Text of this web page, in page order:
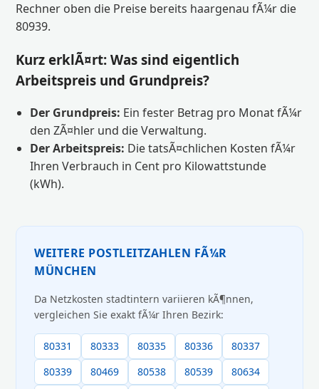
Rechner oben die Preise bereits haargenau fÃ¼r die
80939.
Kurz erklÃ¤rt: Was sind eigentlich
Arbeitspreis und Grundpreis?
Der Grundpreis: Ein fester Betrag pro Monat fÃ¼r
den ZÃ¤hler und die Verwaltung.
Der Arbeitspreis: Die tatsÃ¤chlichen Kosten fÃ¼r
Ihren Verbrauch in Cent pro Kilowattstunde
(kWh).
WEITERE POSTLEITZAHLEN FÃ¼R
MÜNCHEN
Da Netzkosten stadtintern variieren kÃ¶nnen,
vergleichen Sie exakt fÃ¼r Ihren Bezirk:
80331 80333 80335 80336
80337
80339
80469 80538 80539
80634